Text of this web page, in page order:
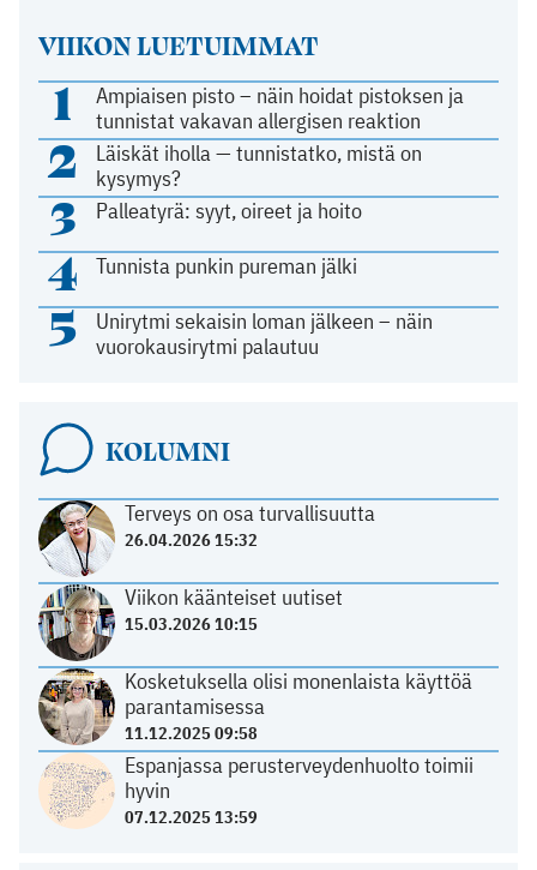
VIIKON LUETUIMMAT
1
Ampiaisen pisto – näin hoidat pistoksen ja
tunnistat vakavan allergisen reaktion
2
Läiskät iholla — tunnistatko, mistä on
kysymys?
3 Palleatyrä: syyt, oireet ja hoito
4 Tunnista punkin pureman jälki
5
Unirytmi sekaisin loman jälkeen – näin
vuorokausirytmi palautuu
KOLUMNI
Terveys on osa turvallisuutta
26.04.2026 15:32
Viikon käänteiset uutiset
15.03.2026 10:15
Kosketuksella olisi monenlaista käyttöä
parantamisessa
11.12.2025 09:58
Espanjassa perusterveydenhuolto toimii
hyvin
07.12.2025 13:59